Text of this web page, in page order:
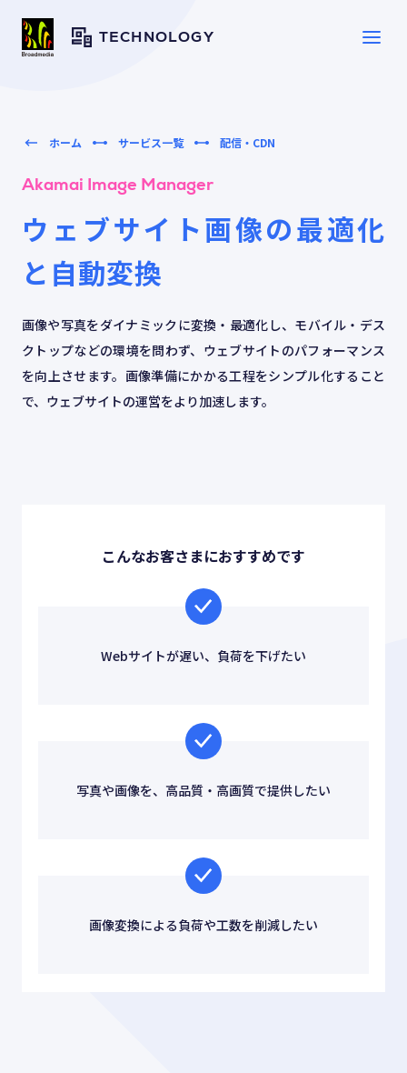
TECHNOLOGY
サービス一覧
SOLUTION
TOPICS
トピックス
RESOURCES
資料請求・お問い合わせ
ホーム サービス一覧 配信・CDN
Akamai Image Manager
ウェブサイト画像の最適化
と自動変換
画像や写真をダイナミックに変換・最適化し、モバイル・デス
クトップなどの環境を問わず、ウェブサイトのパフォーマンス
を向上させます。画像準備にかかる工程をシンプル化すること
で、ウェブサイトの運営をより加速します。
こんなお客さまにおすすめです
Webサイトが遅い、負荷を下げたい
写真や画像を、高品質・高画質で提供したい
画像変換による負荷や工数を削減したい